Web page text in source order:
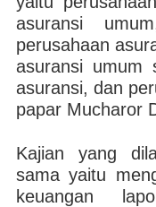
asuransi
perusahaan
asuransi umum
asuransi, dan
papar Mucharor
Kajian yang
sama yaitu
keuangan